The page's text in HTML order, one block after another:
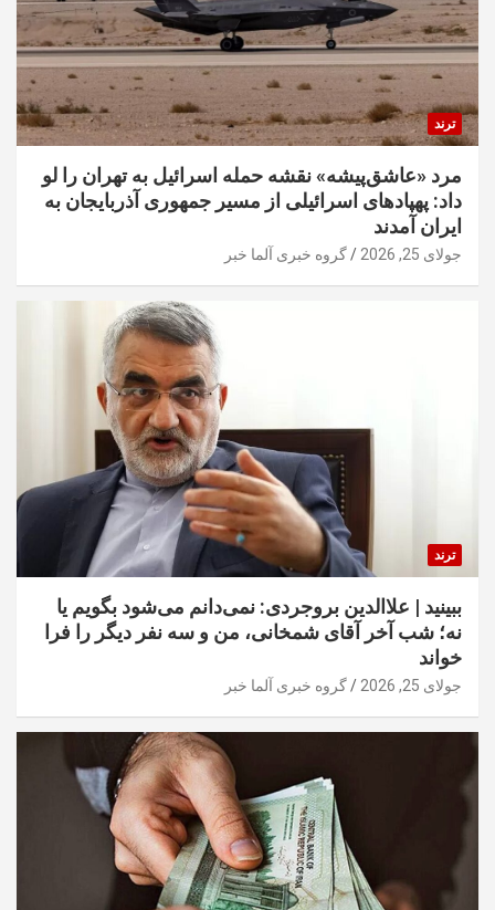
ترند
مرد «عاشق‌پیشه» نقشه حمله اسرائیل به تهران را لو
داد: پهپادهای اسرائیلی از مسیر جمهوری آذربایجان به
ایران آمدند
جولای 25, 2026 گروه خبری آلما خبر
ترند
ببینید | علاالدین بروجردی: نمی‌دانم می‌شود بگویم یا
نه؛ شب آخر آقای شمخانی، من و سه نفر دیگر را فرا
خواند
جولای 25, 2026 گروه خبری آلما خبر